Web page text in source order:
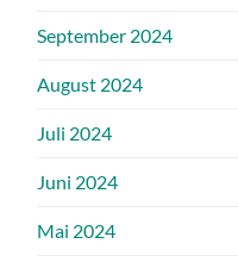
September 2024
August 2024
Juli 2024
Juni 2024
Mai 2024